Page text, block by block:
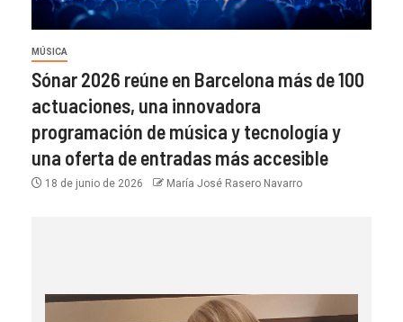
MÚSICA
Sónar 2026 reúne en Barcelona más de 100
actuaciones, una innovadora
programación de música y tecnología y
una oferta de entradas más accesible
18 de junio de 2026 María José Rasero Navarro